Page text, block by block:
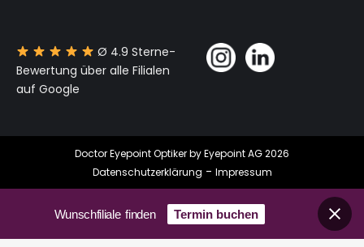
Ø 4.9 Sterne-
Bewertung über alle Filialen
auf Google
Doctor Eyepoint Optiker by Eyepoint AG 2026
Datenschutzerklärung - Impressum
Wunschfiliale finden Termin buchen